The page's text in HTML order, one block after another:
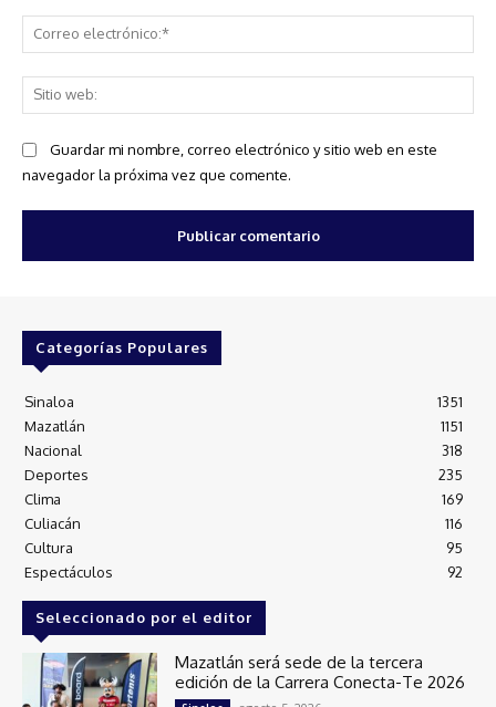
Guardar mi nombre, correo electrónico y sitio web en este
navegador la próxima vez que comente.
Categorías Populares
Sinaloa
1351
Mazatlán
1151
Nacional
318
Deportes
235
Clima
169
Culiacán
116
Cultura
95
Espectáculos
92
Seleccionado por el editor
Mazatlán será sede de la tercera
edición de la Carrera Conecta-Te 2026